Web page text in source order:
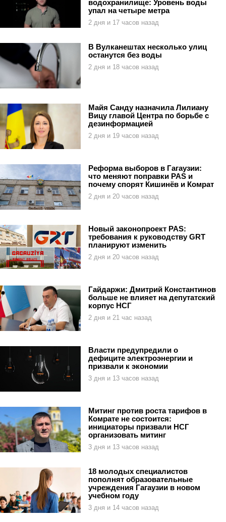
водохранилище: Уровень воды
упал на четыре метра
2 дня и 17 часов назад
В Вулканештах несколько улиц
останутся без воды
2 дня и 18 часов назад
Майя Санду назначила Лилиану
Вицу главой Центра по борьбе с
дезинформацией
2 дня и 19 часов назад
Реформа выборов в Гагаузии:
что меняют поправки PAS и
почему спорят Кишинёв и Комрат
2 дня и 20 часов назад
Новый законопроект PAS:
требования к руководству GRT
планируют изменить
2 дня и 20 часов назад
Гайдаржи: Дмитрий Константинов
больше не влияет на депутатский
корпус НСГ
2 дня и 21 час назад
Власти предупредили о
дефиците электроэнергии и
призвали к экономии
3 дня и 13 часов назад
Митинг против роста тарифов в
Комрате не состоится:
инициаторы призвали НСГ
организовать митинг
3 дня и 13 часов назад
18 молодых специалистов
пополнят образовательные
учреждения Гагаузии в новом
учебном году
3 дня и 14 часов назад